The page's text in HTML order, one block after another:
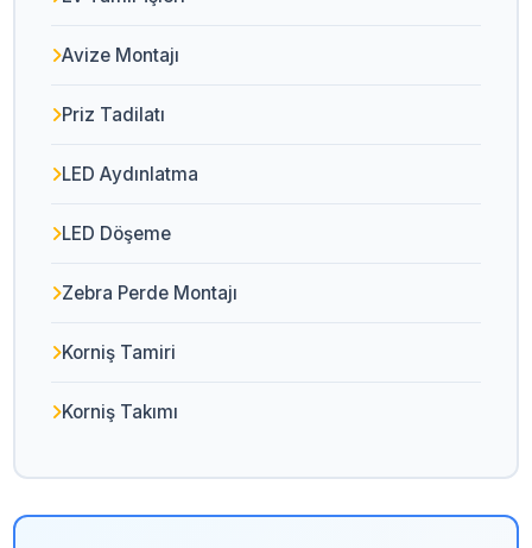
Avize Montajı
Priz Tadilatı
LED Aydınlatma
LED Döşeme
Zebra Perde Montajı
Korniş Tamiri
Korniş Takımı